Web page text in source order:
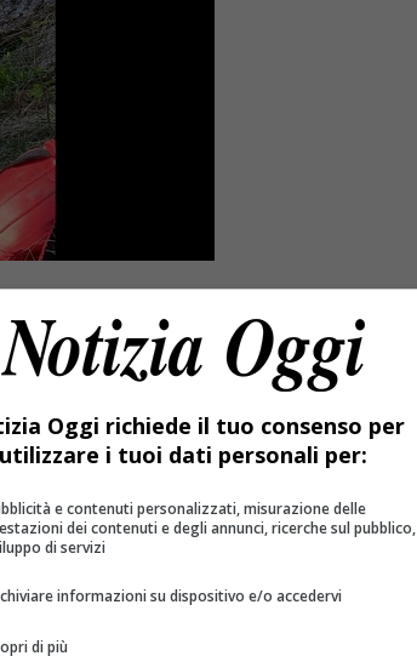
Brambilla.
Oggi richiede il tuo consenso per
utilizzare i tuoi dati personali per:
e contenuti personalizzati, misurazione delle
dei contenuti e degli annunci, ricerche sul pubblico,
di servizi
informazioni su dispositivo e/o accedervi
di più